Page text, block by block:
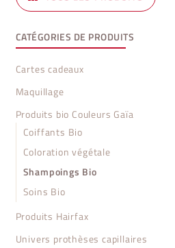
CATÉGORIES DE PRODUITS
Cartes cadeaux
Maquillage
Produits bio Couleurs Gaïa
Coiffants Bio
Coloration végétale
Shampoings Bio
Soins Bio
Produits Hairfax
Univers prothèses capillaires